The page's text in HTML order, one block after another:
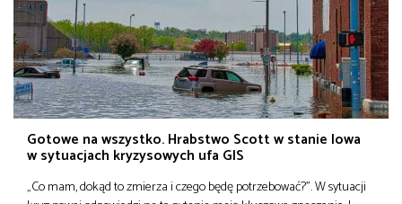
Gotowe na wszystko. Hrabstwo Scott w stanie Iowa
w sytuacjach kryzysowych ufa GIS
„Co mam, dokąd to zmierza i czego będę potrzebować?”. W sytuacji